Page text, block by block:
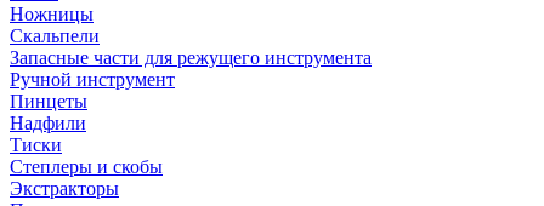
Ножницы
Скальпели
Запасные части для режущего инструмента
Ручной инструмент
Пинцеты
Надфили
Тиски
Степлеры и скобы
Экстракторы